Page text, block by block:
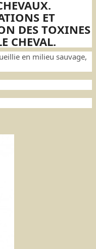
ET
DES TOXINES
CHEVAL.
en milieu sauvage,